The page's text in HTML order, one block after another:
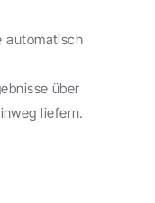
automatisch
über
liefern.